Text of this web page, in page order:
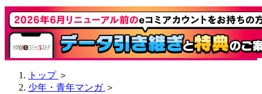
トップ ＞
少年・青年マンガ ＞